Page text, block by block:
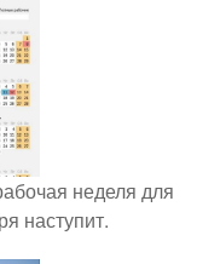
неделя для
наступит.